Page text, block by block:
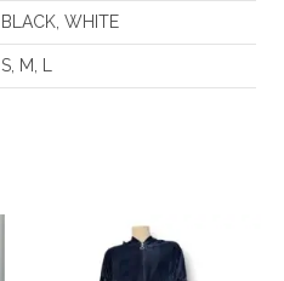
BLACK, WHITE
S, M, L